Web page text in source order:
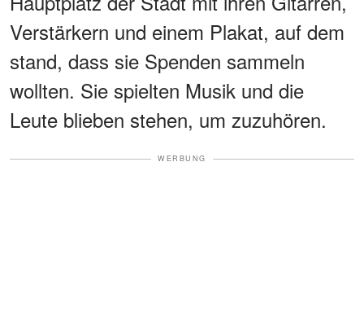
Verstärkern und einem Plakat, auf dem
stand, dass sie Spenden sammeln
wollten. Sie spielten Musik und die
Leute blieben stehen, um zuzuhören.
WERBUNG